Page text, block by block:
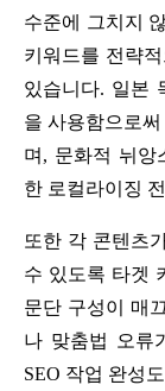
수준에 그치지
키워드를 전략
있습니다. 일본
을 사용함으로
며, 문화적 뉘앙
한 로컬라이징
또한 각 콘텐츠
수 있도록 타겟
문단 구성이 매
나 맞춤법 오류
SEO 작업 완성